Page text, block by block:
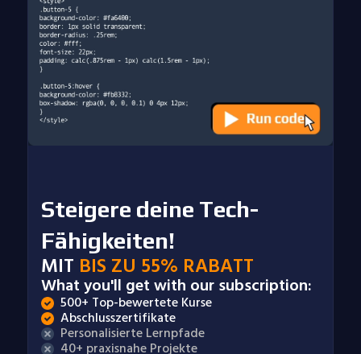
Steigere deine Tech-
Fähigkeiten!
MIT BIS ZU 55% RABATT
What you'll get with our subscription:
500+ Top-bewertete Kurse
Abschlusszertifikate
Personalisierte Lernpfade
40+ praxisnahe Projekte